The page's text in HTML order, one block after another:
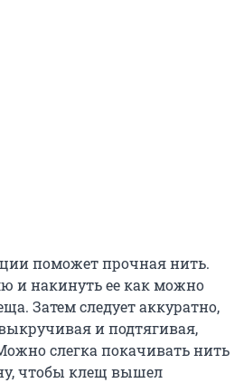
поможет прочная нить.
и накинуть ее как можно
Затем следует аккуратно,
и подтягивая,
слегка покачивать нить
чтобы клещ вышел